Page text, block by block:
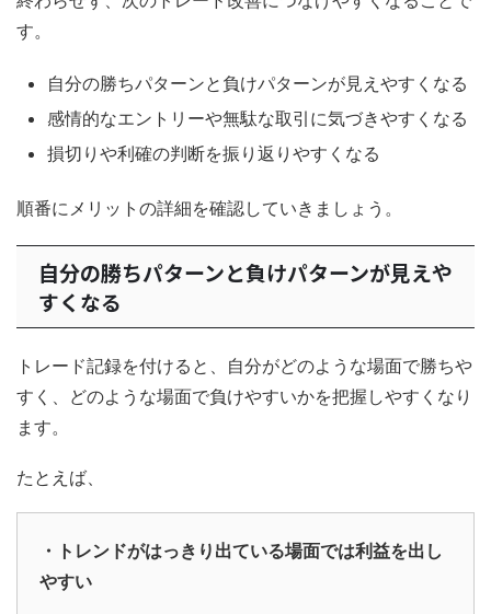
す。
自分の勝ちパターンと負けパターンが見えやすくなる
感情的なエントリーや無駄な取引に気づきやすくなる
損切りや利確の判断を振り返りやすくなる
順番にメリットの詳細を確認していきましょう。
自分の勝ちパターンと負けパターンが見えや
すくなる
トレード記録を付けると、自分がどのような場面で勝ちや
すく、どのような場面で負けやすいかを把握しやすくなり
ます。
たとえば、
・トレンドがはっきり出ている場面では利益を出し
やすい